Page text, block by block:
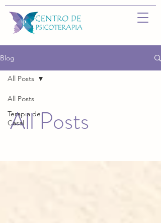
Blog
All Posts
Terapia de
Casal
All Posts
All Posts